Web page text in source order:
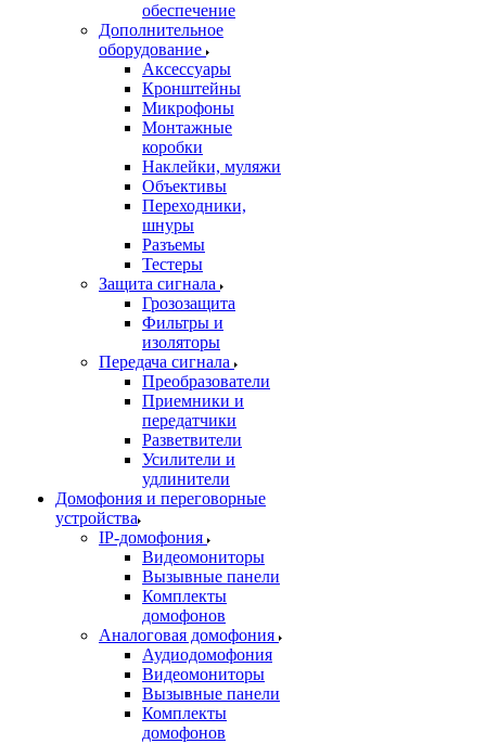
обеспечение
Дополнительное
оборудование
Аксессуары
Кронштейны
Микрофоны
Монтажные
коробки
Наклейки, муляжи
Объективы
Переходники,
шнуры
Разъемы
Тестеры
Защита сигнала
Грозозащита
Фильтры и
изоляторы
Передача сигнала
Преобразователи
Приемники и
передатчики
Разветвители
Усилители и
удлинители
Домофония и переговорные
устройства
IP-домофония
Видеомониторы
Вызывные панели
Комплекты
домофонов
Аналоговая домофония
Аудиодомофония
Видеомониторы
Вызывные панели
Комплекты
домофонов